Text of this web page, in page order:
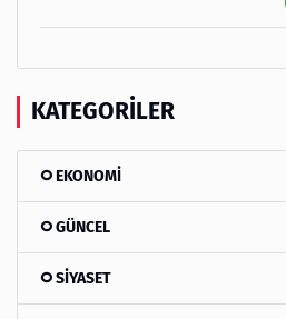
KATEGORILER
EKONOMİ
GÜNCEL
SİYASET